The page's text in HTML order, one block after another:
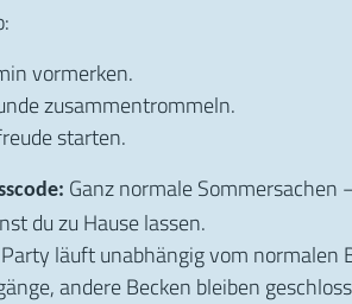
vormerken.
zusammentrommeln.
starten.
Ganz normale Sommersachen
du zu Hause lassen.
läuft unabhängig vom normalen
andere Becken bleiben